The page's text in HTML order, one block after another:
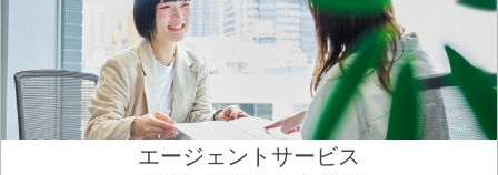
エージェントサービス